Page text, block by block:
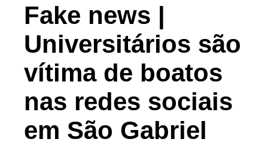
Fake news |
Universitários são
vítima de boatos
nas redes sociais
em São Gabriel